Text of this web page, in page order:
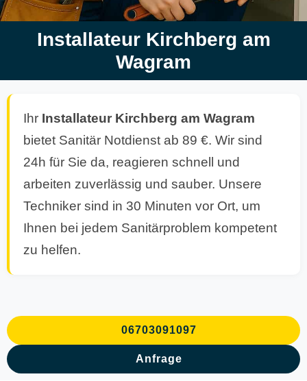
Installateur Kirchberg am
Wagram
Ihr Installateur Kirchberg am Wagram
bietet Sanitär Notdienst ab 89 €. Wir sind
24h für Sie da, reagieren schnell und
arbeiten zuverlässig und sauber. Unsere
Techniker sind in 30 Minuten vor Ort, um
Ihnen bei jedem Sanitärproblem kompetent
zu helfen.
06703091097
Anfrage